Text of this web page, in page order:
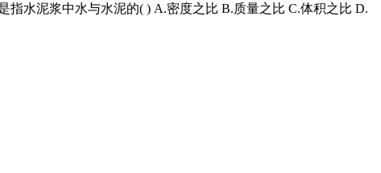
水泥浆中水与水泥的( ) A.密度之比 B.质量之比 C.体积之比 D.